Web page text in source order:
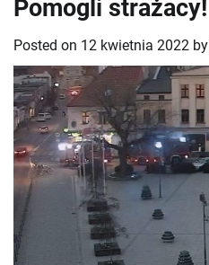
Pomogli strażacy!
Posted on 12 kwietnia 2022 by